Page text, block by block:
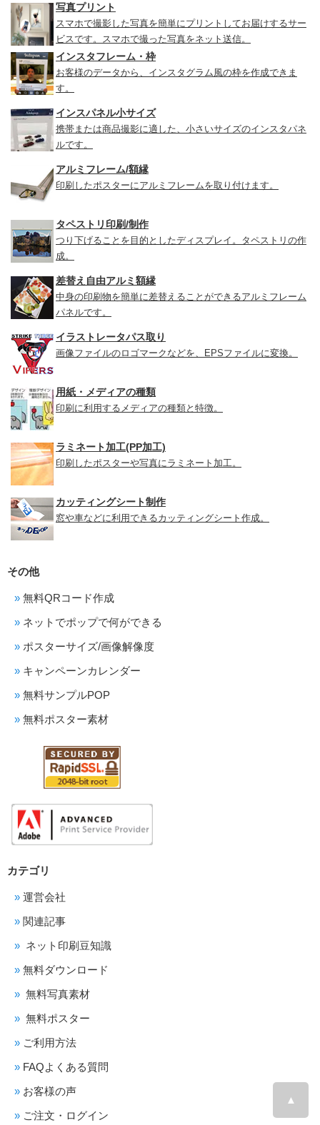
写真プリント
スマホで撮影した写真を簡単にプリントしてお届けするサー
ビスです。スマホで撮った写真をネット送信。
インスタフレーム・枠
お客様のデータから、インスタグラム風の枠を作成できま
す。
インスパネル小サイズ
携帯または商品撮影に適した、小さいサイズのインスタパネ
ルです。
アルミフレーム/額縁
印刷したポスターにアルミフレームを取り付けます。
タペストリ印刷/制作
つり下げることを目的としたディスプレイ。タペストリの作
成。
差替え自由アルミ額縁
中身の印刷物を簡単に差替えることができるアルミフレーム
パネルです。
イラストレータパス取り
画像ファイルのロゴマークなどを、EPSファイルに変換。
用紙・メディアの種類
印刷に利用するメディアの種類と特徴。
ラミネート加工(PP加工)
印刷したポスターや写真にラミネート加工。
カッティングシート制作
窓や車などに利用できるカッティングシート作成。
その他
無料QRコード作成
ネットでポップで何ができる
ポスターサイズ/画像解像度
キャンペーンカレンダー
無料サンプルPOP
無料ポスター素材
カテゴリ
運営会社
関連記事
ネット印刷豆知識
無料ダウンロード
無料写真素材
無料ポスター
ご利用方法
FAQよくある質問
お客様の声
ご注文・ログイン
▲